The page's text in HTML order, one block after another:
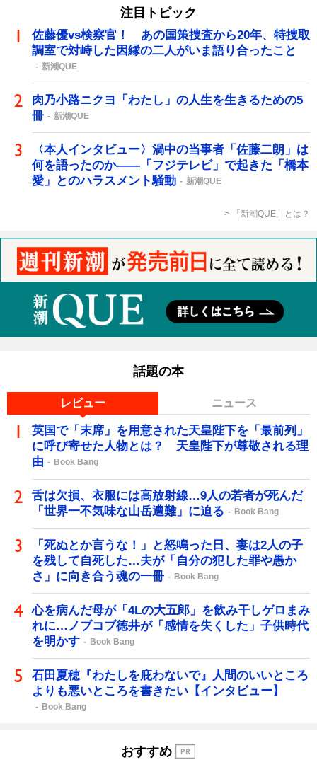
注目トピック
佐藤優vs検察官！ あの国策捜査から20年、特捜取
調室で対峙した因縁の二人がいま語り合ったこと
新潮QUE
肉乃小路ニクヨ「わたし」の人生を生きるための5
冊
新潮QUE
〈本人インタビュー〉渦中の当事者「佐藤二朗」は
何を語ったのか――「フジテレビ」で起きた「橋本
愛」とのハラスメント騒動
新潮QUE
「新潮QUE」とは？
話題の本
レビュー ニュース
英国で「末席」を用意された天皇陛下を「最前列」
に呼び寄せた人物とは？ 天皇陛下が尊敬される理
由
Book Bang
舌は欠損、衣服には高放射線…9人の若者が死んだ
「世界一不気味な山岳遭難」に迫る
Book Bang
「死ぬとか言うな！」と怒鳴った日、妻は2人の子
を残して自死した…夫が「自分の犯した罪や愚か
さ」に向き合う魂の一冊
Book Bang
心を病んだ母が「4Lの大五郎」を飲み干しゲロまみ
れに…ノブコブ徳井が「感情を失くした」子供時代
を明かす
Book Bang
石田夏穂『わたしを庇わないで』人間のいいところ
よりも悪いところを書きたい【インタビュー】
Book Bang
おすすめ